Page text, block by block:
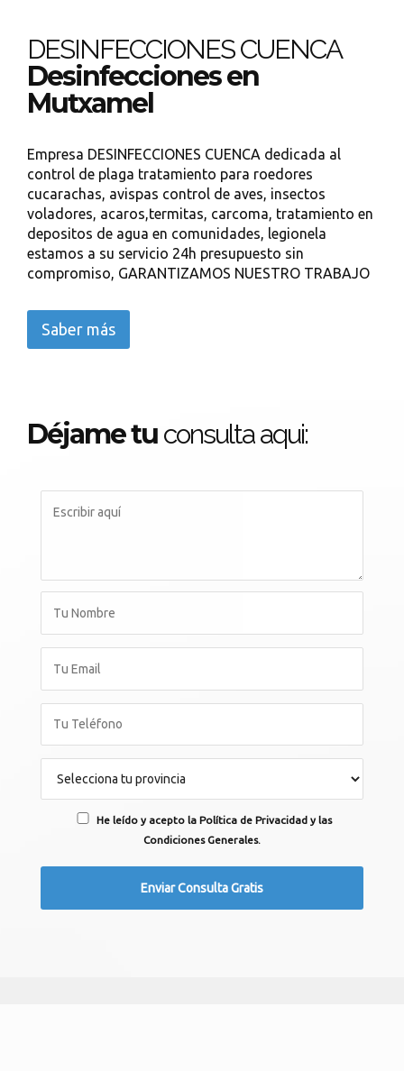
DESINFECCIONES CUENCA
Desinfecciones en
Mutxamel
Empresa DESINFECCIONES CUENCA dedicada al
control de plaga tratamiento para roedores
cucarachas, avispas control de aves, insectos
voladores, acaros,termitas, carcoma, tratamiento en
depositos de agua en comunidades, legionela
estamos a su servicio 24h presupuesto sin
compromiso, GARANTIZAMOS NUESTRO TRABAJO
Saber más
Déjame tu consulta aqui:
He leído y acepto la Política de Privacidad y las
Condiciones Generales.